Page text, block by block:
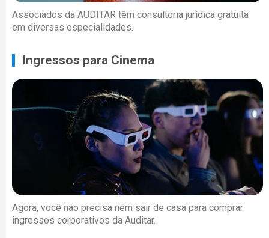
Associados da AUDITAR têm consultoria jurídica gratuita
em diversas especialidades.
Ingressos para Cinema
Agora, você não precisa nem sair de casa para comprar
ingressos corporativos da Auditar.